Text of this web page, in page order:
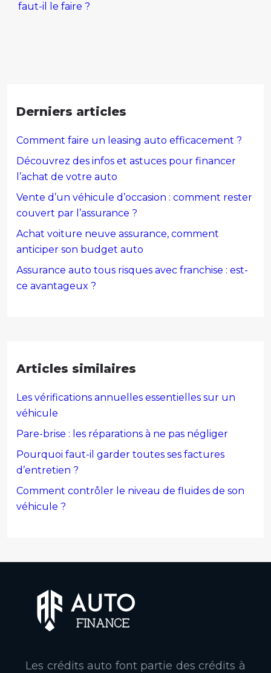
faut-il le faire ?
Derniers articles
Comment faire un leasing auto efficacement ?
Découvrez des infos et astuces pour financer
l’achat de votre auto
Vente d’un véhicule d’occasion : comment rester
couvert par l’assurance ?
Achat voiture neuve assurance, comment
anticiper son budget auto
Assurance auto tous risques avec franchise : est-
ce avantageux ?
Articles similaires
Les vérifications annuelles essentielles sur un
véhicule
Pare-brise : les réparations à ne pas négliger
Pourquoi faut-il garder toutes ses factures
d’entretien ?
Comment contrôler le niveau de fluides de son
véhicule ?
Les crédits auto font partie des crédits à